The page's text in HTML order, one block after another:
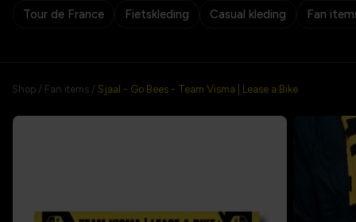
Tour de France Fietskleding Casual kleding Fan
Shop / Fan items / Sjaal - Go Bees - Team Visma | Lease a Bike